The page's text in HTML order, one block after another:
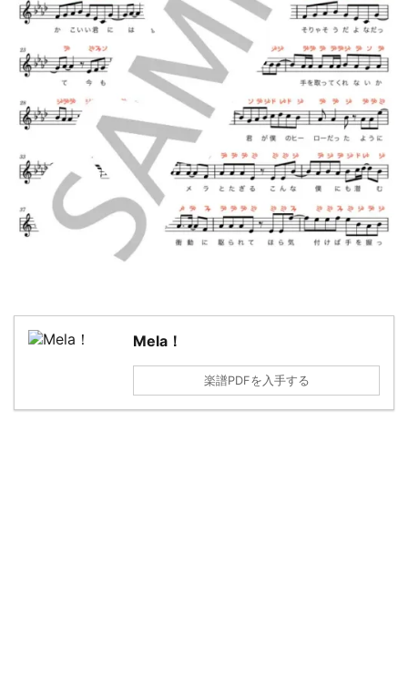
Mela！
楽譜PDFを入手する